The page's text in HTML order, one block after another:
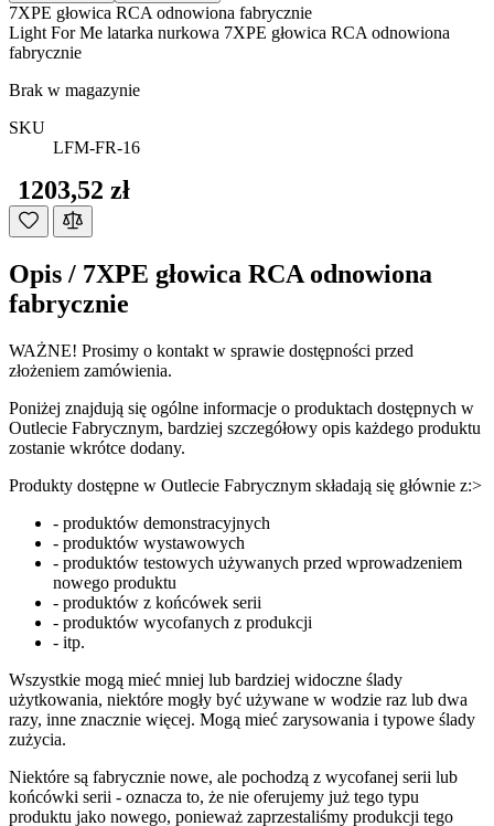
7XPE głowica RCA odnowiona fabrycznie
Light For Me latarka nurkowa 7XPE głowica RCA odnowiona
fabrycznie
Brak w magazynie
SKU
LFM-FR-16
1203,52 zł
Opis / 7XPE głowica RCA odnowiona
fabrycznie
WAŻNE! Prosimy o kontakt w sprawie dostępności przed
złożeniem zamówienia.
Poniżej znajdują się ogólne informacje o produktach dostępnych w
Outlecie Fabrycznym, bardziej szczegółowy opis każdego produktu
zostanie wkrótce dodany.
Produkty dostępne w Outlecie Fabrycznym składają się głównie z:>
- produktów demonstracyjnych
- produktów wystawowych
- produktów testowych używanych przed wprowadzeniem
nowego produktu
- produktów z końcówek serii
- produktów wycofanych z produkcji
- itp.
Wszystkie mogą mieć mniej lub bardziej widoczne ślady
użytkowania, niektóre mogły być używane w wodzie raz lub dwa
razy, inne znacznie więcej. Mogą mieć zarysowania i typowe ślady
zużycia.
Niektóre są fabrycznie nowe, ale pochodzą z wycofanej serii lub
końcówki serii - oznacza to, że nie oferujemy już tego typu
produktu jako nowego, ponieważ zaprzestaliśmy produkcji tego